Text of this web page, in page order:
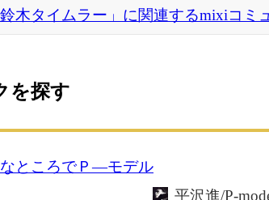
鈴木タイムラー」に関連するmixiコミ
を探す
ところでＰ―モデル
平沢進/P-